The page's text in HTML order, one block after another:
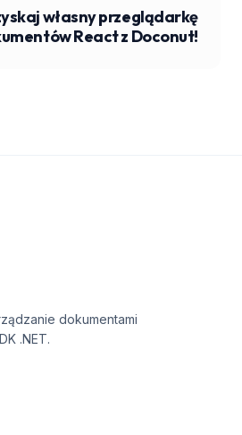
własny przeglądarkę
React z Doconut!
dokumentami
.NET.